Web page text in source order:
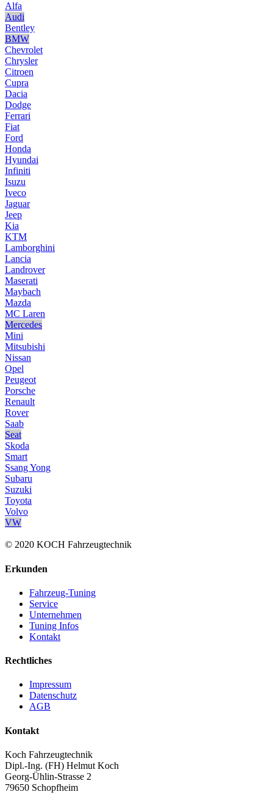
Alfa
Audi
Bentley
BMW
Chevrolet
Chrysler
Citroen
Cupra
Dacia
Dodge
Ferrari
Fiat
Ford
Honda
Hyundai
Infiniti
Isuzu
Iveco
Jaguar
Jeep
Kia
KTM
Lamborghini
Lancia
Landrover
Maserati
Maybach
Mazda
MC Laren
Mercedes
Mini
Mitsubishi
Nissan
Opel
Peugeot
Porsche
Renault
Rover
Saab
Seat
Skoda
Smart
Ssang Yong
Subaru
Suzuki
Toyota
Volvo
VW
© 2020 KOCH Fahrzeugtechnik
Erkunden
Fahrzeug-Tuning
Service
Unternehmen
Tuning Infos
Kontakt
Rechtliches
Impressum
Datenschutz
AGB
Kontakt
Koch Fahrzeugtechnik
Dipl.-Ing. (FH) Helmut Koch
Georg-Ühlin-Strasse 2
79650 Schopfheim